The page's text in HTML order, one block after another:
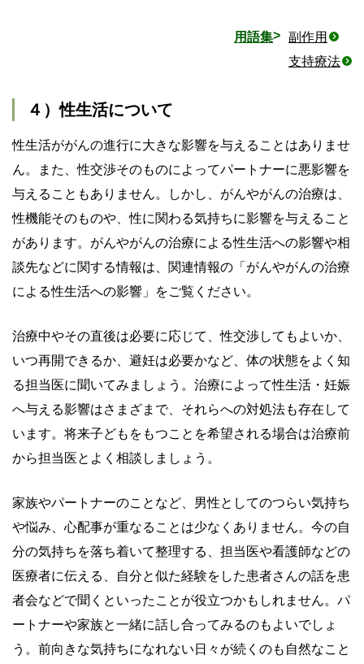
用語集
副作用
支持療法
４）性生活について
性生活ががんの進行に大きな影響を与えることはありませ
ん。また、性交渉そのものによってパートナーに悪影響を
与えることもありません。しかし、がんやがんの治療は、
性機能そのものや、性に関わる気持ちに影響を与えること
があります。がんやがんの治療による性生活への影響や相
談先などに関する情報は、関連情報の「がんやがんの治療
による性生活への影響」をご覧ください。
治療中やその直後は必要に応じて、性交渉してもよいか、
いつ再開できるか、避妊は必要かなど、体の状態をよく知
る担当医に聞いてみましょう。治療によって性生活・妊娠
へ与える影響はさまざまで、それらへの対処法も存在して
います。将来子どもをもつことを希望される場合は治療前
から担当医とよく相談しましょう。
家族やパートナーのことなど、男性としてのつらい気持ち
や悩み、心配事が重なることは少なくありません。今の自
分の気持ちを落ち着いて整理する、担当医や看護師などの
医療者に伝える、自分と似た経験をした患者さんの話を患
者会などで聞くといったことが役立つかもしれません。パ
ートナーや家族と一緒に話し合ってみるのもよいでしょ
う。前向きな気持ちになれない日々が続くのも自然なこと